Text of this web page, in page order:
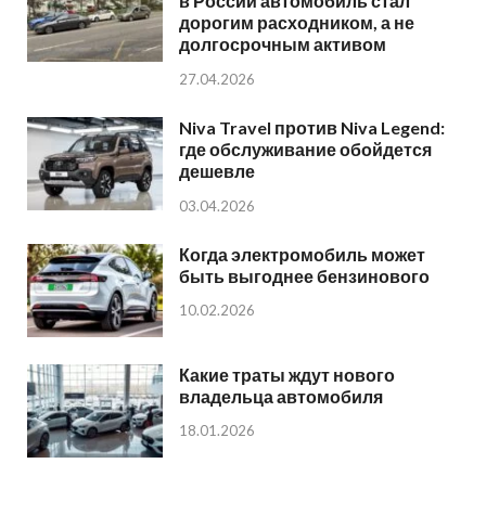
дорогим расходником, а не
долгосрочным активом
27.04.2026
Niva Travel против Niva Legend:
где обслуживание обойдется
дешевле
03.04.2026
Когда электромобиль может
быть выгоднее бензинового
10.02.2026
Какие траты ждут нового
владельца автомобиля
18.01.2026